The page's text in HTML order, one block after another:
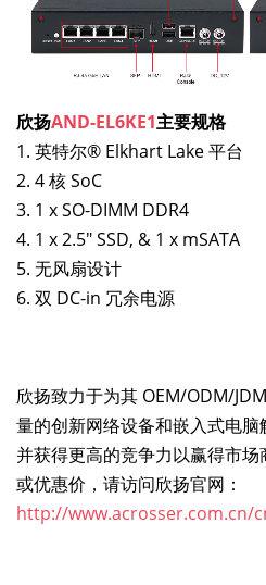
欣扬AND-EL6KE1主要规格
1. 英特尔® Elkhart Lake 平台
2. 4 核 SoC
3. 1 x SO-DIMM DDR4
4. 1 x 2.5" SSD, & 1 x mSATA
5. 无风扇设计
6. 双 DC-in 冗余电源
欣扬致力于为其 OEM/ODM/
量的创新网络设备和嵌入式电
并获得更高的竞争力以赢得市
或优惠价，请访问欣扬官网：
http://www.acrosser.com.cn/